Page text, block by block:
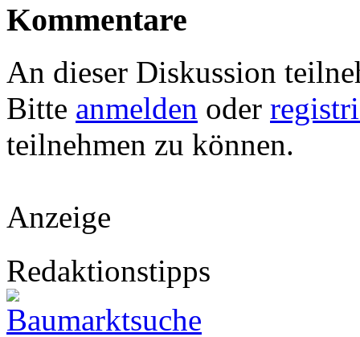
Kommentare
An dieser Diskussion
Bitte anmelden oder
teilnehmen zu können.
Anzeige
Redaktionstipps